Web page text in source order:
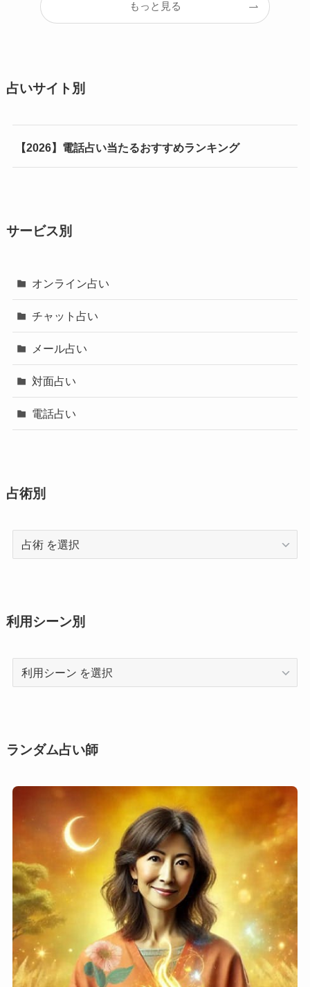
もっと見る
占いサイト別
【2026】電話占い当たるおすすめランキング
サービス別
オンライン占い
チャット占い
メール占い
対面占い
電話占い
占術別
術
利用シーン別
利
用
ン
ランダム占い師